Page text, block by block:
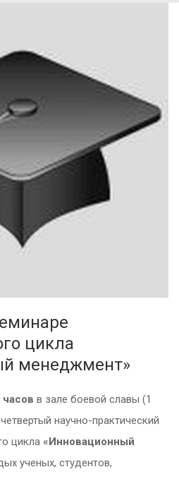
цикла
менеджмент»
часов в зале боевой славы (1
научно-практический
цикла «Инновационный
ученых, студентов,